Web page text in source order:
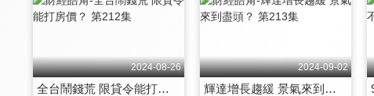
2024-08-26
全台鬧錢荒 限貸令能打房價？ 第212集
2024-09-02
輝達增長趨緩 景氣來到盡頭？ 第213集